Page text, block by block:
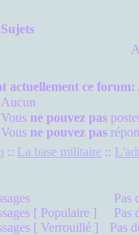
Sujets
actuellement ce forum:
Aucun
Vous ne pouvez pas
Vous ne pouvez pas
:: La base militaire ::
[ Populaire ]
[ Verrouillé ]
Pas
Pas
Pas